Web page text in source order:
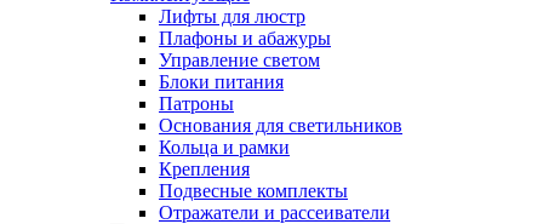
Лифты для люстр
Плафоны и абажуры
Управление светом
Блоки питания
Патроны
Основания для светильников
Кольца и рамки
Крепления
Подвесные комплекты
Отражатели и рассеиватели